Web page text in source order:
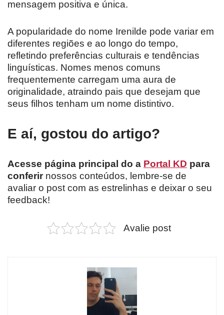
mensagem positiva e única.
A popularidade do nome Irenilde pode variar em
diferentes regiões e ao longo do tempo,
refletindo preferências culturais e tendências
linguísticas. Nomes menos comuns
frequentemente carregam uma aura de
originalidade, atraindo pais que desejam que
seus filhos tenham um nome distintivo.
E aí, gostou do artigo?
Acesse página principal do a Portal KD para
conferirnossos conteúdos, lembre-se de
avaliar o post com as estrelinhas e deixar o seu
feedback!
Avalie post